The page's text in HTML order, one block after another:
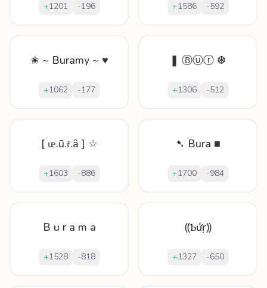
+1201 -196 +1586 -592
✬ ~ Buramy ~ ♥
+1062 -177
❚ Ⓑⓤⓡ ❆
+1306 -512
[ ᵫ.ū.ṙ.ȃ ] ☆
+1603 -886
➷ Bura ■
+1700 -984
B u r a m a
+1528 -818
⸨Ƅứṛ⸩
+1327 -650